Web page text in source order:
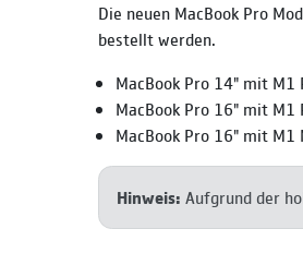
Die neuen MacBook Pro
bestellt werden.
MacBook Pro 14" mit M1
MacBook Pro 16" mit M1
MacBook Pro 16" mit M1
Hinweis: Aufgrund der